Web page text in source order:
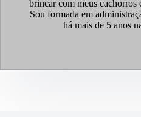
brincar com meus cachorros
Sou formada em
há mais de 5 anos